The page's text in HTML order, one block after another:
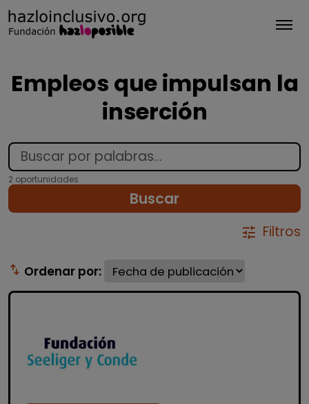
Empleos que impulsan la
inserción
2 oportunidades
Buscar
tune Filtros
swap_vert Ordenar por: